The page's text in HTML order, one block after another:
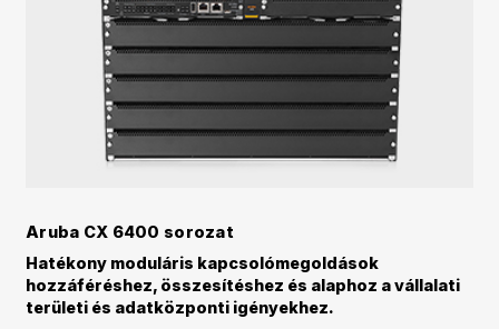
Aruba CX 6400 sorozat
Hatékony moduláris kapcsolómegoldások
hozzáféréshez, összesítéshez és alaphoz a vállalati
területi és adatközponti igényekhez.